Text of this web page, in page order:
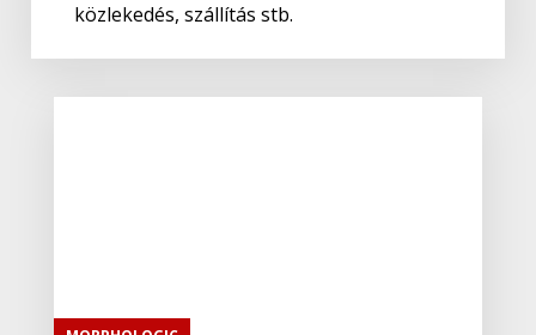
közlekedés, szállítás stb.